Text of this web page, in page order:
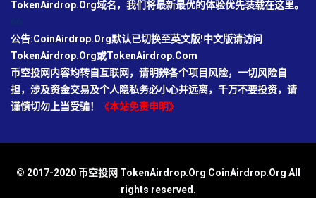
TokenAirdrop.Org域名，我们将最新最优的体验优先装载在这里。
公告:CoinAirdrop.Org默认已切换至英文版!中文版请访问
TokenAirdrop.Org或TokenAirdrop.Com
币空投网内容均转自互联网，请明辨各个项目风险，一切风险自
担，涉及资金交易及个人隐私务必小心并远离，千万不要投资，请
谨慎切勿上当受骗！
《本站免责申明》
© 2017-2020 币空投网 TokenAirdrop.Org CoinAirdrop.Org All
rights reserved.